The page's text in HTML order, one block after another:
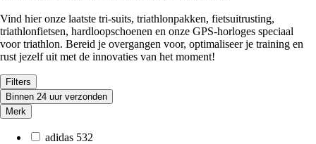
Vind hier onze laatste tri-suits, triathlonpakken, fietsuitrusting,
triathlonfietsen, hardloopschoenen en onze GPS-horloges speciaal
voor triathlon. Bereid je overgangen voor, optimaliseer je training en
rust jezelf uit met de innovaties van het moment!
Filters
Binnen 24 uur verzonden
Merk
adidas 532